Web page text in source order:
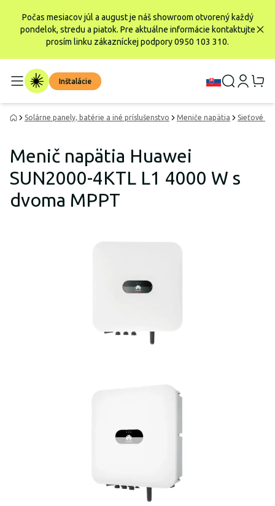
Počas mesiacov júl a august je náš showroom otvorený každý
pondelok, stredu a piatok. Pre aktuálne informácie kontaktujte
prosím linku zákazníckej podpory 0950 103 310.
Inštalácie
Solárne panely, batérie a iné príslušenstvo Meniče napätia Sieťové
Menič napätia Huawei
SUN2000-4KTL L1 4000 W s
dvoma MPPT